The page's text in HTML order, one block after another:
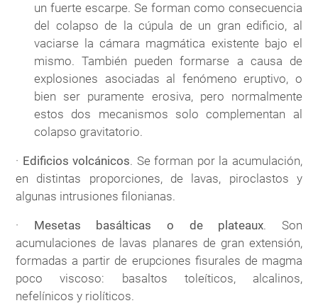
un fuerte escarpe. Se forman como consecuencia
del colapso de la cúpula de un gran edificio, al
vaciarse la cámara magmática existente bajo el
mismo. También pueden formarse a causa de
explosiones asociadas al fenómeno eruptivo, o
bien ser puramente erosiva, pero normalmente
estos dos mecanismos solo complementan al
colapso gravitatorio.
· Edificios volcánicos. Se forman por la acumulación,
en distintas proporciones, de lavas, piroclastos y
algunas intrusiones filonianas.
· Mesetas basálticas o de plateaux. Son
acumulaciones de lavas planares de gran extensión,
formadas a partir de erupciones fisurales de magma
poco viscoso: basaltos toleíticos, alcalinos,
nefelínicos y riolíticos.